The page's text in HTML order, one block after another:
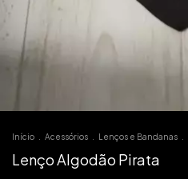
Início Acessórios Lenços e Bandanas
Lenço Algodão Pirata